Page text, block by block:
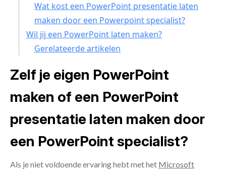
Wat kost een PowerPoint presentatie laten
maken door een Powerpoint specialist?
Wil jij een PowerPoint laten maken?
Gerelateerde artikelen
Zelf je eigen PowerPoint
maken of een PowerPoint
presentatie laten maken door
een PowerPoint specialist?
Als je niet voldoende ervaring hebt met het Microsoft